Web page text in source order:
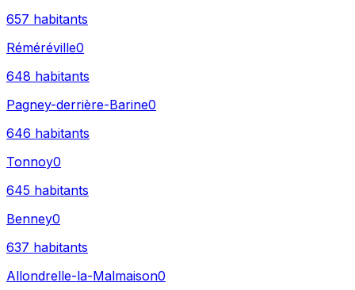
657 habitants
Réméréville0
648 habitants
Pagney-derrière-Barine0
646 habitants
Tonnoy0
645 habitants
Benney0
637 habitants
Allondrelle-la-Malmaison0